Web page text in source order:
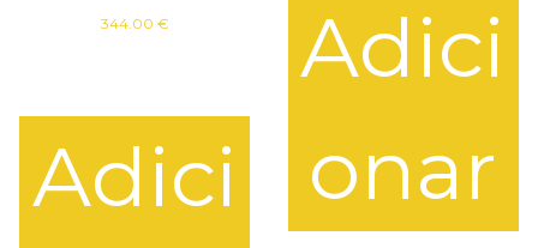
344.00€
Adici
Adici
onar